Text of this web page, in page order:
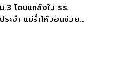
ม.3 โดนแกล้งใน รร.
ประจำ แม่ร่ำไห้วอนช่วย